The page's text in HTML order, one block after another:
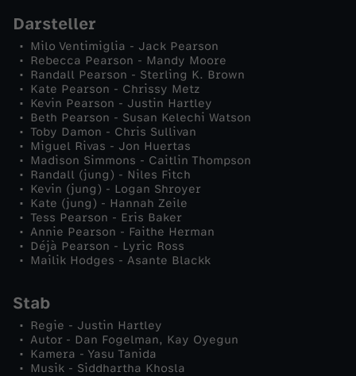
L
e
b
e
n
-
J
e
d
Darsteller
Milo Ventimiglia - Jack Pearson
Rebecca Pearson - Mandy Moore
Randall Pearson - Sterling K. Brown
Kate Pearson - Chrissy Metz
Kevin Pearson - Justin Hartley
Beth Pearson - Susan Kelechi Watson
Toby Damon - Chris Sullivan
Miguel Rivas - Jon Huertas
Madison Simmons - Caitlin Thompson
Randall (jung) - Niles Fitch
Kevin (jung) - Logan Shroyer
Kate (jung) - Hannah Zeile
Tess Pearson - Eris Baker
Annie Pearson - Faithe Herman
Déjà Pearson - Lyric Ross
Mailik Hodges - Asante Blackk
Stab
Regie - Justin Hartley
Autor - Dan Fogelman, Kay Oyegun
Kamera - Yasu Tanida
Musik - Siddhartha Khosla